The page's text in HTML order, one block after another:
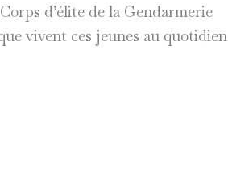
d’élite de la Gendarmerie
vivent ces jeunes au quotidien